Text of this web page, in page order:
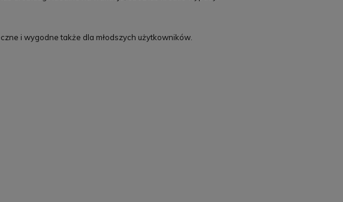
i wygodne także dla młodszych użytkowników.